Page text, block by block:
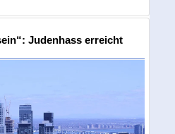
Judenhass erreicht